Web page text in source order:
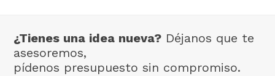
¿Tienes una idea nueva? Déjanos que te
asesoremos,
pídenos presupuesto sin compromiso.